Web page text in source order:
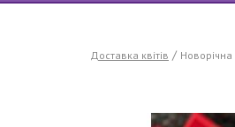
Доставка квітів